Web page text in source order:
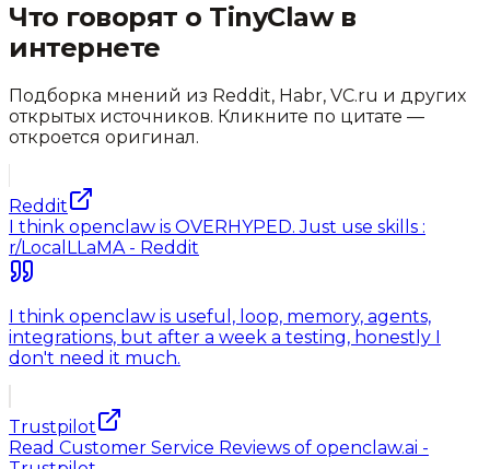
Что говорят о TinyClawв
интернете
Подборка мнений из Reddit, Habr, VC.ru и других
открытых источников. Кликните по цитате —
откроется оригинал.
Reddit
I think openclaw is OVERHYPED. Just use skills :
r/LocalLLaMA - Reddit
I think openclaw is useful, loop, memory, agents,
integrations, but after a week a testing, honestly I
don't need it much.
Trustpilot
Read Customer Service Reviews of openclaw.ai -